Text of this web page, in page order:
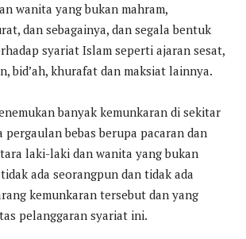
wanita yang bukan mahram,
dan sebagainya, dan segala bentuk
syariat Islam seperti ajaran sesat,
bid’ah, khurafat dan maksiat lainnya.
banyak kemunkaran di sekitar
bebas berupa pacaran dan
laki-laki dan wanita yang bukan
ada seorangpun dan tidak ada
kemunkaran tersebut dan yang
pelanggaran syariat ini.